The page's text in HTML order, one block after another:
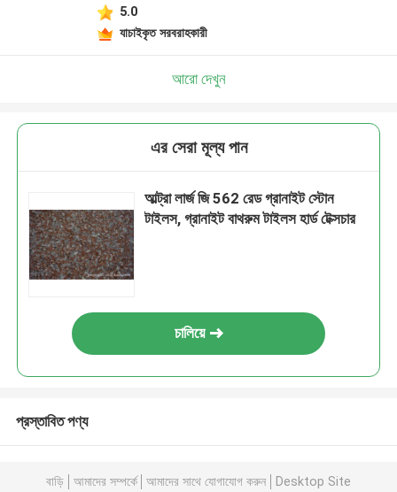
5.0
যাচাইকৃত সরবরাহকারী
আরো দেখুন
এর সেরা মূল্য পান
আল্ট্রা লার্জ জি 562 রেড গ্রানাইট স্টোন
টাইলস, গ্রানাইট বাথরুম টাইলস হার্ড টেক্সচার
চালিয়ে
প্রস্তাবিত পণ্য
বাড়ি আমাদের সম্পর্কে আমাদের সাথে যোগাযোগ করুন Desktop Site